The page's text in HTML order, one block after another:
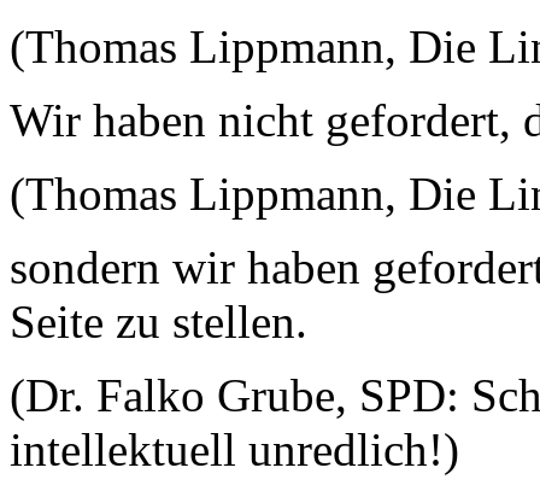
(Thomas Lippmann, Die
Wir haben nicht gefordert,
(Thomas Lippmann, Die
sondern wir haben
Seite zu stellen.
(Dr. Falko Grube, SPD:
intellektuell unredlich!)